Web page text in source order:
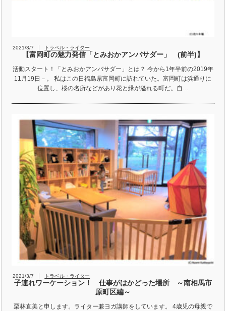
2021/3/7 トラベル・ライター
【富岡町の魅力発信「とみおかアンバサダー」 (前半)】
活動スタート！「とみおかアンバサダー」とは？ 今から1年半前の2019年
11月19日－。 私はこの日福島県富岡町に訪れていた。富岡町は浜通りに
位置し、桜の名所などがあり花と緑が溢れる町だ。自…
2021/3/7 トラベル・ライター
子連れワーケーション！ 仕事がはかどった場所 ～南相馬市
原町区編～
栗林直美と申します。ライター兼ヨガ講師をしています。 4歳児の母親で